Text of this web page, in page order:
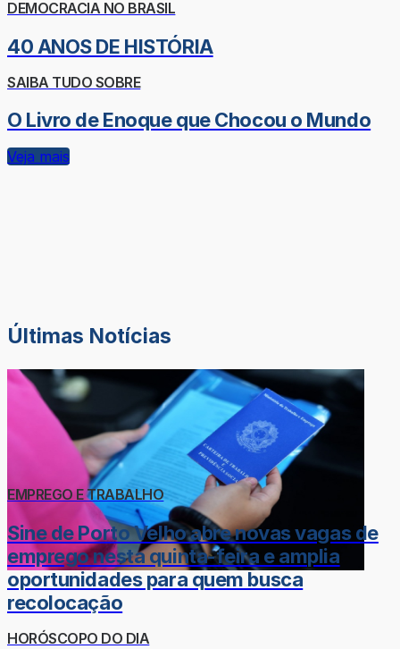
DEMOCRACIA NO BRASIL
40 ANOS DE HISTÓRIA
SAIBA TUDO SOBRE
O Livro de Enoque que Chocou o Mundo
Veja mais
Últimas Notícias
EMPREGO E TRABALHO
Sine de Porto Velho abre novas vagas de
emprego nesta quinta-feira e amplia
oportunidades para quem busca
recolocação
HORÓSCOPO DO DIA